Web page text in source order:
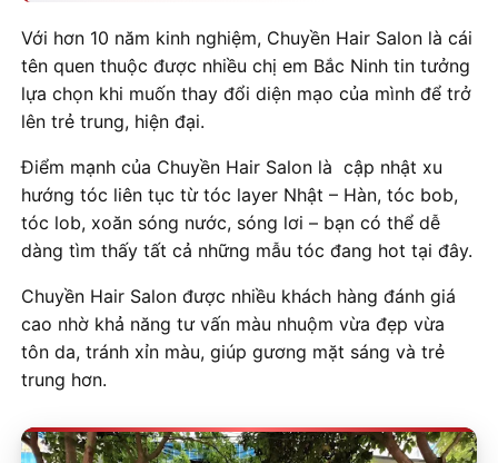
Với hơn 10 năm kinh nghiệm, Chuyền Hair Salon là cái
tên quen thuộc được nhiều chị em Bắc Ninh tin tưởng
lựa chọn khi muốn thay đổi diện mạo của mình để trở
lên trẻ trung, hiện đại.
Điểm mạnh của Chuyền Hair Salon là cập nhật xu
hướng tóc liên tục từ tóc layer Nhật – Hàn, tóc bob,
tóc lob, xoăn sóng nước, sóng lơi – bạn có thể dễ
dàng tìm thấy tất cả những mẫu tóc đang hot tại đây.
Chuyền Hair Salon được nhiều khách hàng đánh giá
cao nhờ khả năng tư vấn màu nhuộm vừa đẹp vừa
tôn da, tránh xỉn màu, giúp gương mặt sáng và trẻ
trung hơn.